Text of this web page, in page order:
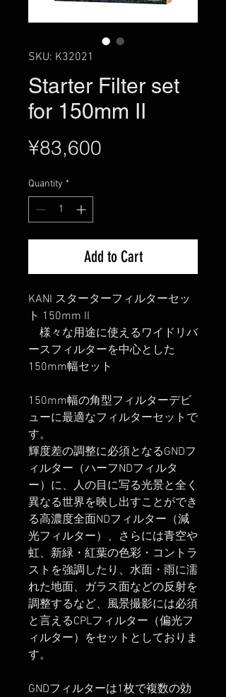
SKU: K32021
Starter Filter set
for 150mm II
¥83,600
Quantity *
Add to Cart
KANI スターターフィルターセッ
ト 150mm II
様々な用途に使えるワイドリバ
ースフィルターを中心とした
150mm幅セット
150mm幅の角型フィルターデビ
ューに最適なフィルターセットで
す。
輝度差の調整に必須となるGNDフ
ィルター（ハーフNDフィルタ
ー）に、人の目に写る光景と全く
異なる世界を映し出すことができ
る高濃度全面NDフィルター（減
光フィルター）、さらには青空や
虹、新緑・紅葉の色彩・コントラ
ストを強調したり、水面・雨に濡
れた地面、ガラス面などの反射を
調整するなど、風景撮影には必須
と言えるCPLフィルター（偏光フ
ィルター）をセットとしておりま
す。
GNDフィルターは1枚で複数の効